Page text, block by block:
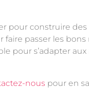
pour construire
passer les
pour s’adapter
nous pour en